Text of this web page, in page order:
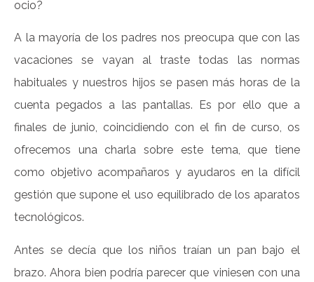
ocio?
A la mayoría de los padres nos preocupa que con las
vacaciones se vayan al traste todas las normas
habituales y nuestros hijos se pasen más horas de la
cuenta pegados a las pantallas. Es por ello que a
finales de junio, coincidiendo con el fin de curso, os
ofrecemos una charla sobre este tema, que tiene
como objetivo acompañaros y ayudaros en la difícil
gestión que supone el uso equilibrado de los aparatos
tecnológicos.
Antes se decía que los niños traían un pan bajo el
brazo. Ahora bien podría parecer que viniesen con una